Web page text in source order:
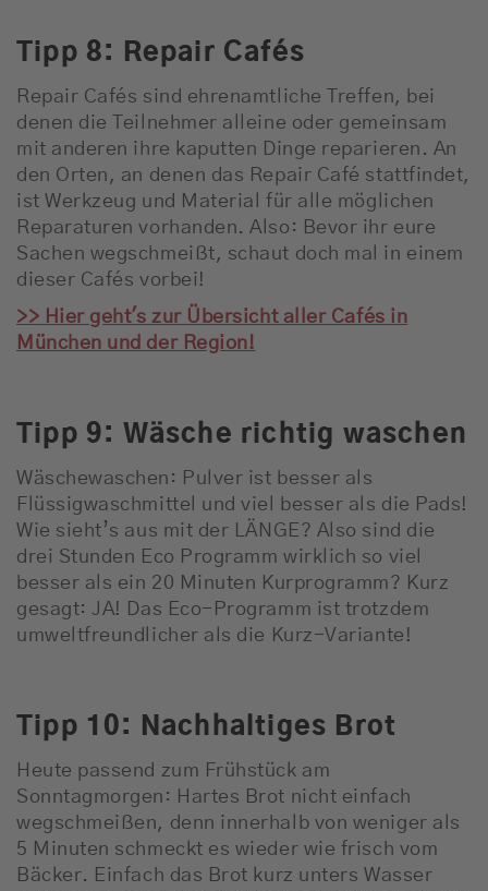
Tipp 8: Repair Cafés
Repair Cafés sind ehrenamtliche Treffen, bei
denen die Teilnehmer alleine oder gemeinsam
mit anderen ihre kaputten Dinge reparieren. An
den Orten, an denen das Repair Café stattfindet,
ist Werkzeug und Material für alle möglichen
Reparaturen vorhanden. Also: Bevor ihr eure
Sachen wegschmeißt, schaut doch mal in einem
dieser Cafés vorbei!
>> Hier geht's zur Übersicht aller Cafés in
München und der Region!
Tipp 9: Wäsche richtig waschen
Wäschewaschen: Pulver ist besser als
Flüssigwaschmittel und viel besser als die Pads!
Wie sieht’s aus mit der LÄNGE? Also sind die
drei Stunden Eco Programm wirklich so viel
besser als ein 20 Minuten Kurprogramm? Kurz
gesagt: JA! Das Eco-Programm ist trotzdem
umweltfreundlicher als die Kurz-Variante!
Tipp 10: Nachhaltiges Brot
Heute passend zum Frühstück am
Sonntagmorgen: Hartes Brot nicht einfach
wegschmeißen, denn innerhalb von weniger als
5 Minuten schmeckt es wieder wie frisch vom
Bäcker. Einfach das Brot kurz unters Wasser